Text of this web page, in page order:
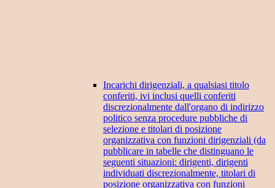
Incarichi dirigenziali, a qualsiasi titolo
conferiti, ivi inclusi quelli conferiti
discrezionalmente dall'organo di indirizzo
politico senza procedure pubbliche di
selezione e titolari di posizione
organizzativa con funzioni dirigenziali (da
pubblicare in tabelle che distinguano le
seguenti situazioni: dirigenti, dirigenti
individuati discrezionalmente, titolari di
posizione organizzativa con funzioni